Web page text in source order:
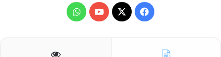
فيسبوك
X يوتيوبواتساب